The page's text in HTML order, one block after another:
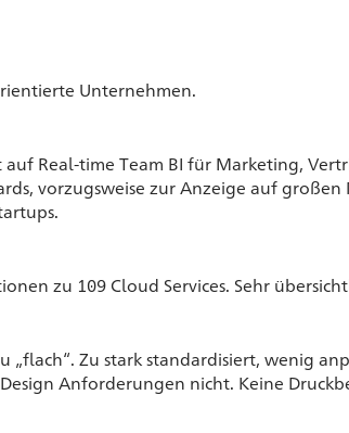
Unternehmen.
auf Real-time Team BI für Marketing,
vorzugsweise zur Anzeige auf
zu 109 Cloud Services. Sehr
„flach“. Zu stark standardisiert, wenig
Anforderungen nicht. Keine